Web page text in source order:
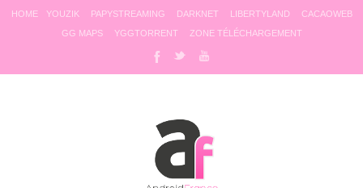
HOME YOUZIK PAPYSTREAMING DARKNET LIBERTYLAND
CACAOWEB
GG MAPS
YGGTORRENT ZONE TÉLÉCHARGEMENT